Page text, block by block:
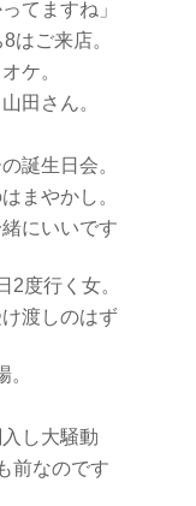
てますね」
ご来店。
ケ。
田さん。
誕生日会。
まやかし。
にいいです
度行く女。
渡しのはず
し大騒動
前なのです